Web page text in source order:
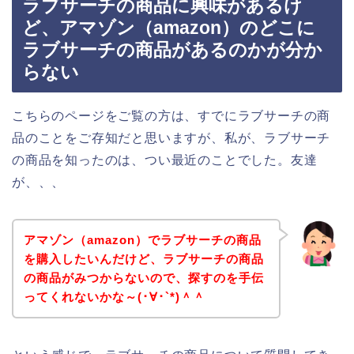
ラブサーチの商品に興味があるけ
ど、アマゾン（amazon）のどこに
ラブサーチの商品があるのかが分か
らない
こちらのページをご覧の方は、すでにラブサーチの商
品のことをご存知だと思いますが、私が、ラブサーチ
の商品を知ったのは、つい最近のことでした。友達
が、、、
アマゾン（amazon）でラブサーチの商品
を購入したいんだけど、ラブサーチの商品
の商品がみつからないので、探すのを手伝
ってくれないかな～(･∀･`*)＾＾